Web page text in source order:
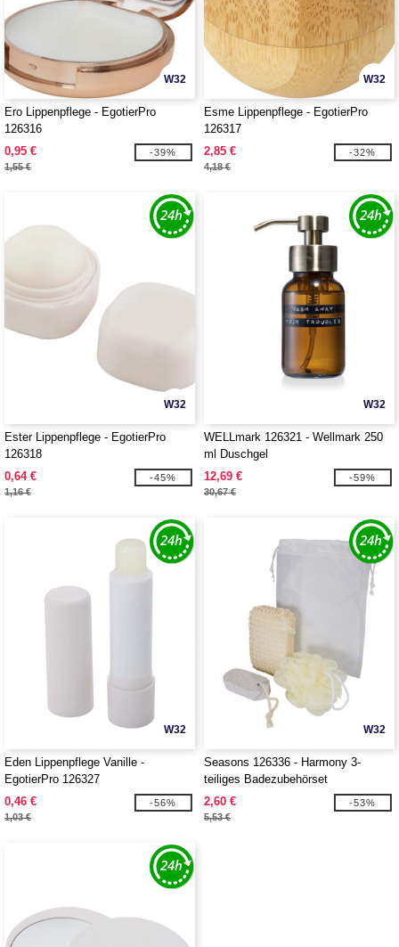
W32
Ero Lippenpflege - EgotierPro
126316
0,95 €
1,55 €
-39%
W32
Esme Lippenpflege - EgotierPro
126317
2,85 €
4,18 €
-32%
W32
Ester Lippenpflege - EgotierPro
126318
0,64 €
1,16 €
-45%
W32
WELLmark 126321 - Wellmark 250
ml Duschgel
12,69 €
30,67 €
-59%
W32
Eden Lippenpflege Vanille -
EgotierPro 126327
0,46 €
1,03 €
-56%
W32
Seasons 126336 - Harmony 3-
teiliges Badezubehörset
2,60 €
5,53 €
-53%